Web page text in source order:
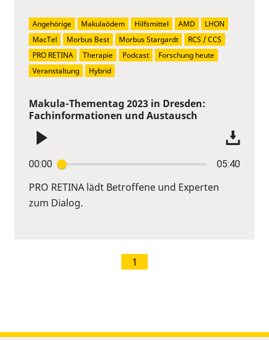
Makula-Thementag 2023 in Dresden:
Fachinformationen und Austausch
00:00 05:40
PRO RETINA lädt Betroffene und Experten
zum Dialog.
Angehörige Makulaödem Hilfsmittel AMD
LHON
MacTel
Morbus Best Morbus Stargardt
RCS / CCS
PRO RETINA
Therapie Podcast
Forschung heute
Veranstaltung
Hybrid
1